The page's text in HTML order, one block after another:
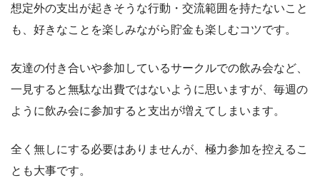
想定外の支出が起きそうな行動・交流範囲を持たないこと
も、好きなことを楽しみながら貯金も楽しむコツです。
友達の付き合いや参加しているサークルでの飲み会など、
一見すると無駄な出費ではないように思いますが、毎週の
ように飲み会に参加すると支出が増えてしまいます。
全く無しにする必要はありませんが、極力参加を控えるこ
とも大事です。